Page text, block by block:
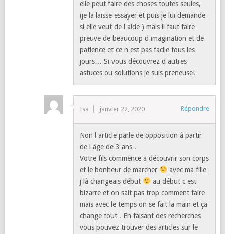
elle peut faire des choses toutes seules,
(je la laisse essayer et puis je lui demande
si elle veut de l aide ) mais il faut faire
preuve de beaucoup d imagination et de
patience et ce n est pas facile tous les
jours… Si vous découvrez d autres
astuces ou solutions je suis preneuse!
Isa janvier 22, 2020 Répondre
Non l article parle de opposition à partir
de l âge de 3 ans .
Votre fils commence a découvrir son corps
et le bonheur de marcher
avec ma fille
j là changeais début
au début c est
bizarre et on sait pas trop comment faire
mais avec le temps on se fait la main et ça
change tout . En faisant des recherches
vous pouvez trouver des articles sur le